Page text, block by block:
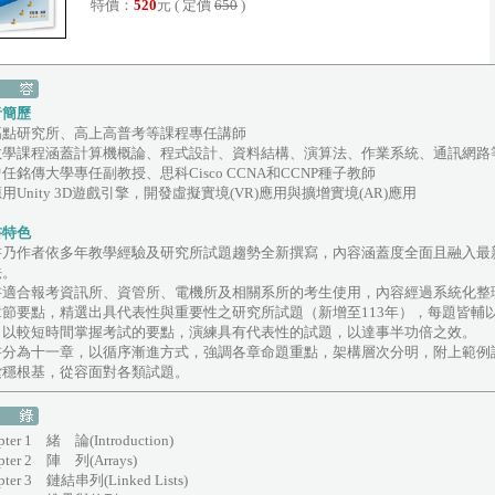
特價： 520元 ( 定價 650 )
歷
研究所、高上高普考等課程專任講師
課程涵蓋計算機概論、程式設計、資料結構、演算法、作業系統、通訊網
銘傳大學專任副教授、思科Cisco CCNA和CCNP種子教師
Unity 3D遊戲引擎，開發虛擬實境(VR)應用與擴增實境(AR)應用
色
作者依多年教學經驗及研究所試題趨勢全新撰寫，內容涵蓋度全面且融入
合報考資訊所、資管所、電機所及相關系所的考生使用，內容經過系統化
要點，精選出具代表性與重要性之研究所試題（新增至113年），每題皆輔
較短時間掌握考試的要點，演練具有代表性的試題，以達事半功倍之效。
為十一章，以循序漸進方式，強調各章命題重點，架構層次分明，附上範
根基，從容面對各類試題。
1 緒 論(Introduction)
2 陣 列(Arrays)
3 鏈結串列(Linked Lists)